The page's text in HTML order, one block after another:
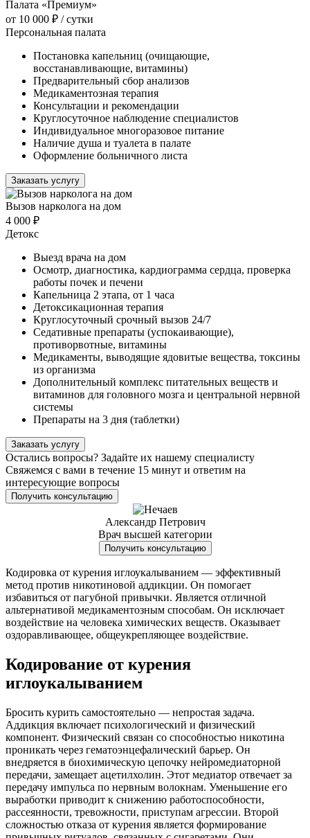
Палата «Премиум»
от 10 000 ₽ / сутки
Персональная палата
Постановка капельниц (очищающие,
восстанавливающие, витамины)
Предварительный сбор анализов
Медикаментозная терапия
Консультации и рекомендации
Круглосуточное наблюдение специалистов
Индивидуальное многоразовое питание
Наличие душа и туалета в палате
Оформление больничного листа
Заказать услугу
Вызов нарколога на дом
4 000 ₽
Детокс
Выезд врача на дом
Осмотр, диагностика, кардиограмма сердца, проверка
работы почек и печени
Капельница 2 этапа, от 1 часа
Детоксикационная терапия
Круглосуточный срочный вызов 24/7
Седативные препараты (успокаивающие),
противорвотные, витамины
Медикаменты, выводящие ядовитые вещества, токсины
из организма
Дополнительный комплекс питательных веществ и
витаминов для головного мозга и центральной нервной
системы
Препараты на 3 дня (таблетки)
Заказать услугу
Остались вопросы? Задайте их нашему специалисту
Свяжемся с вами в течение 15 минут и ответим на
интересующие вопросы
Получить консультацию
Александр Петрович
Врач высшей категории
Получить консультацию
Кодировка от курения иглоукалыванием — эффективный
метод против никотиновой аддикции. Он помогает
избавиться от пагубной привычки. Является отличной
альтернативой медикаментозным способам. Он исключает
воздействие на человека химических веществ. Оказывает
оздоравливающее, общеукрепляющее воздействие.
Кодирование от курения
иглоукалыванием
Бросить курить самостоятельно — непростая задача.
Аддикция включает психологический и физический
компонент. Физический связан со способностью никотина
проникать через гематоэнцефалический барьер. Он
внедряется в биохимическую цепочку нейромедиаторной
передачи, замещает ацетилхолин. Этот медиатор отвечает за
передачу импульса по нервным волокнам. Уменьшение его
выработки приводит к снижению работоспособности,
рассеянности, тревожности, приступам агрессии. Второй
сложностью отказа от курения является формирование